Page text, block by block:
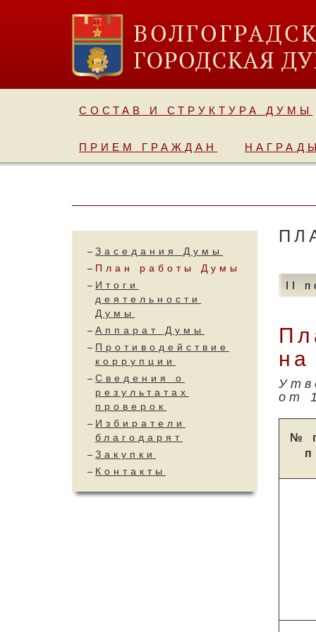
СОСТАВ И СТРУКТУРА ДУМЫ
ПРИЕМ ГРАЖДАН НАГРАДЫ
Заседания Думы
План работы Думы
Итоги
деятельности
Думы
Аппарат Думы
Противодействие
коррупции
Сведения о
результатах
проверок
Избиратели
благодарят
Закупки
Контакты
II
на
от
№
п